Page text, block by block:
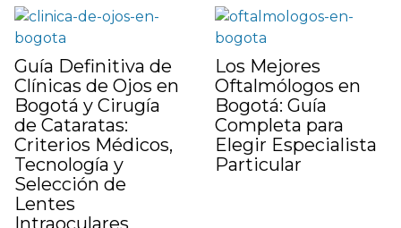
Guía Definitiva de
Clínicas de Ojos en
Bogotá y Cirugía
de Cataratas:
Criterios Médicos,
Tecnología y
Selección de
Lentes
Intraoculares
Los Mejores
Oftalmólogos en
Bogotá: Guía
Completa para
Elegir Especialista
Particular